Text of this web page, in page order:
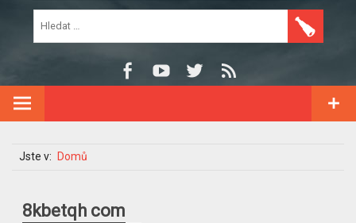
Jste v: Domů
8kbetqh com